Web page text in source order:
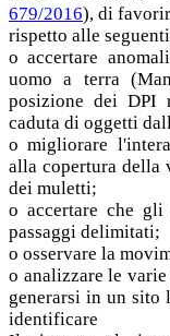
679/2016), di
rispetto alle
o accertare
uomo a terra
posizione dei DPI
caduta di oggetti
o migliorare
alla copertura della
dei muletti;
o accertare che gli
passaggi delimitati;
o osservare la
o analizzare le
generarsi in un sito
identificare